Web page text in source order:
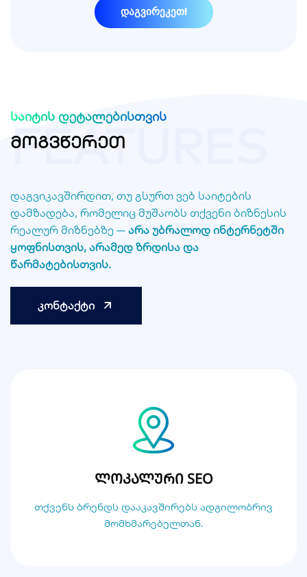
დაგვირეკეთ!
საიტის დეტალებისთვის
მოგვწერეთ
დაგვიკავშირდით, თუ გსურთ ვებ საიტების
დამზადება, რომელიც მუშაობს თქვენი ბიზნესის
რეალურ მიზნებზე — არა უბრალოდ ინტერნეტში
ყოფნისთვის, არამედ ზრდისა და
წარმატებისთვის.
კონტაქტი
FEATURES
ლოკალური SEO
თქვენს ბრენდს დააკავშირებს ადგილობრივ
მომხმარებელთან.